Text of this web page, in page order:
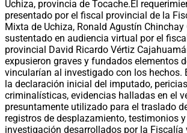
Uchiza, provincia de Tocache.El
presentado por el fiscal provincial de la
Mixta de Uchiza, Ronald Agustín Chinchay
sustentado en audiencia virtual por el
provincial David Ricardo Vértiz
expusieron graves y fundados elementos
vincularían al investigado con los hechos.
la declaración inicial del imputado,
criminalísticas, evidencias halladas en el
presuntamente utilizado para el traslado
registros de desplazamiento, testimonios
investigación desarrollados por la Fiscalía